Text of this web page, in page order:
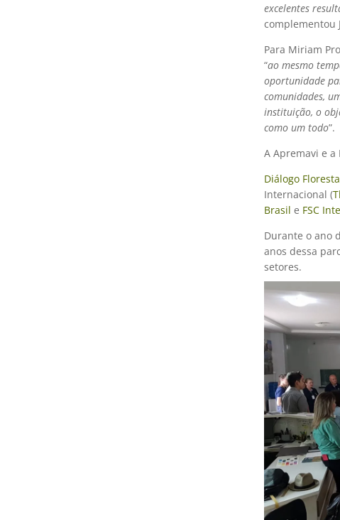
excelentes
complementou
Para Miriam
“ao mesmo
oportunidade
comunidades,
instituição, o
como um todo”.
A Apremavi e
Diálogo
Internacional (
Brasil e FSC
Durante o ano
anos dessa
setores.